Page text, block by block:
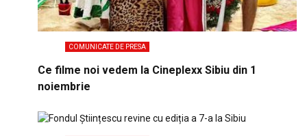
COMUNICATE DE PRESA
Ce filme noi vedem la Cineplexx Sibiu din 1
noiembrie